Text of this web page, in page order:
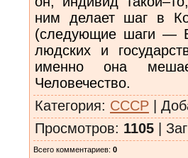
ним делает шаг в
(следующие шаги —
людских и
именно она
Человечество.
Категория: СССР |
Просмотров: 1105 |
Всего комментариев: 0